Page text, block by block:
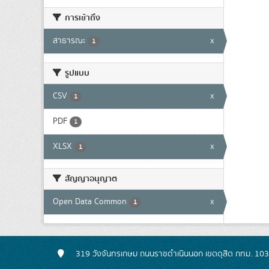
การเข้าถึง
สาธารณะ 1 x
รูปแบบ
CSV 1 x
PDF 1
XLSX 1 x
สัญญาอนุญาต
Open Data Common 1 x
319 วังจันทรเกษม ถนนราชดำเนินนอก เขตดุสิต กทม.